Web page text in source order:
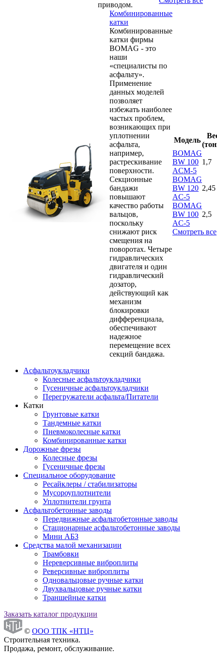
приводом.
Комбинированные
катки
Комбинированные
катки фирмы
BOMAG - это
наши
«специалисты по
асфальту».
Применение
данных моделей
позволяет
избежать наиболее
частых проблем,
возникающих при
уплотнении
асфальта,
например,
растрескивание
поверхности.
Секционные
бандажи
повышают
качество работы
вальцов,
поскольку
снижают риск
смещения на
поворотах. Четыре
гидравлических
двигателя и один
гидравлический
дозатор,
действующий как
механизм
блокировки
дифференциала,
обеспечивают
надежное
перемещение всех
секций бандажа.
Модель
BOMAG
BW 100
ACM-5
1,7
BOMAG
BW 120
AC-5
2,45
BOMAG
BW 100
AС-5
2,5
Смотреть все
Асфальтоукладчики
Колесные асфальтоукладчики
Гусеничные асфальтоукладчики
Перегружатели асфальта/Питатели
Катки
Грунтовые катки
Тандемные катки
Пневмоколесные катки
Комбинированные катки
Дорожные фрезы
Колесные фрезы
Гусеничные фрезы
Специальное оборудование
Ресайклеры / стабилизаторы
Мусороуплотнители
Уплотнители грунта
Асфальтобетонные заводы
Передвижные асфальтобетонные заводы
Стационарные асфальтобетонные заводы
Мини АБЗ
Средства малой механизации
Трамбовки
Нереверсивные виброплиты
Реверсивные виброплиты
Одновальцовые ручные катки
Двухвальцовые ручные катки
Траншейные катки
Заказать каталог продукции
© ООО ТПК «НТЦ»
Строительная техника.
Продажа, ремонт, обслуживание.